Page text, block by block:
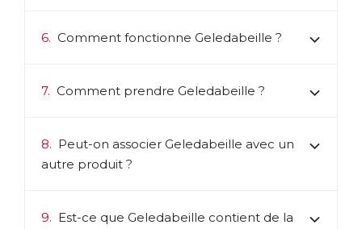
6. Comment fonctionne Geledabeille ?
7. Comment prendre Geledabeille ?
8. Peut-on associer Geledabeille avec un
autre produit ?
9. Est-ce que Geledabeille contient de la